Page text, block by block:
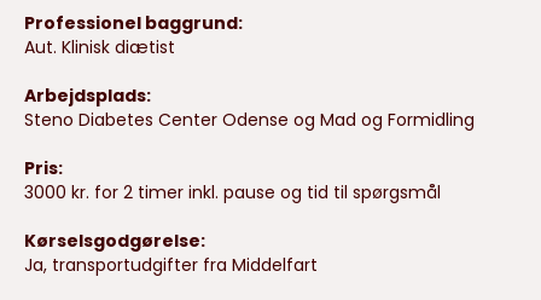
Professionel baggrund:
Aut. Klinisk diætist
Arbejdsplads:
Steno Diabetes Center Odense og Mad og Formidling
Pris:
3000 kr. for 2 timer inkl. pause og tid til spørgsmål
Kørselsgodgørelse:
Ja, transportudgifter fra Middelfart